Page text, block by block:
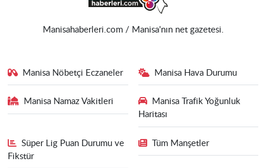
Manisahaberleri.com / Manisa'nın net gazetesi.
Manisa Nöbetçi Eczaneler Manisa Hava Durumu
Manisa Namaz Vakitleri
Manisa Trafik Yoğunluk
Haritası
Süper Lig Puan Durumu ve
Fikstür
Tüm Manşetler